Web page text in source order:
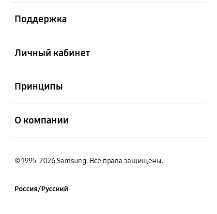
Поддержка
Личный кабинет
Принципы
О компании
© 1995-2026 Samsung. Все права защищены.
Россия/Русский